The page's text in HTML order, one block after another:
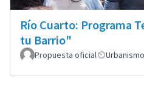
Río Cuarto: Programa
tu Barrio"
Propuesta oficial